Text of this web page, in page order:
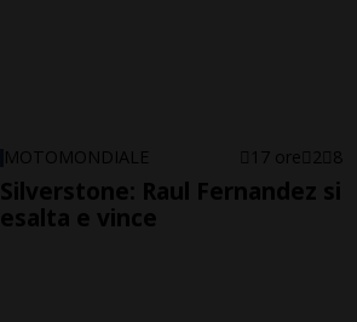
MOTOMONDIALE 17 ore 2 8
Silverstone: Raul Fernandez si
esalta e vince